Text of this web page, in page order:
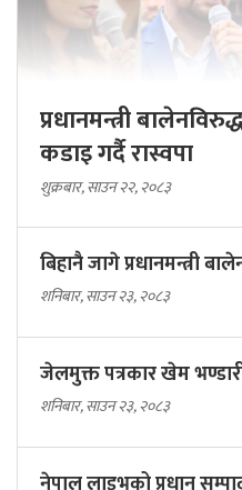
प्रधानमन्त्री
कडाइ गर्दै रास्वपा
शुक्रबार, साउन २२, २०८३
बिहानै जागे प्रधानमन्त्री
शनिबार, साउन २३, २०८३
जेलमुक्त पत्रकार खेम
शनिबार, साउन २३, २०८३